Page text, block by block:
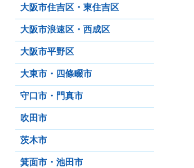
大阪市住吉区・東住吉区
大阪市浪速区・西成区
大阪市平野区
大東市・四條畷市
守口市・門真市
吹田市
茨木市
箕面市・池田市